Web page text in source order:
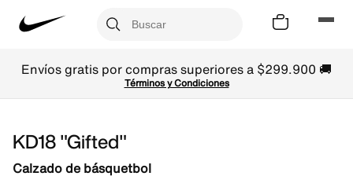
Envíos gratis por compras superiores a $299.900 🚚
Términos y Condiciones
KD18 "Gifted"
Calzado de básquetbol